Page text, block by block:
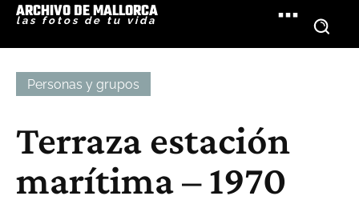
ARCHIVO DE MALLORCA
las fotos de tu vida
Personas y grupos
Terraza estación
marítima – 1970